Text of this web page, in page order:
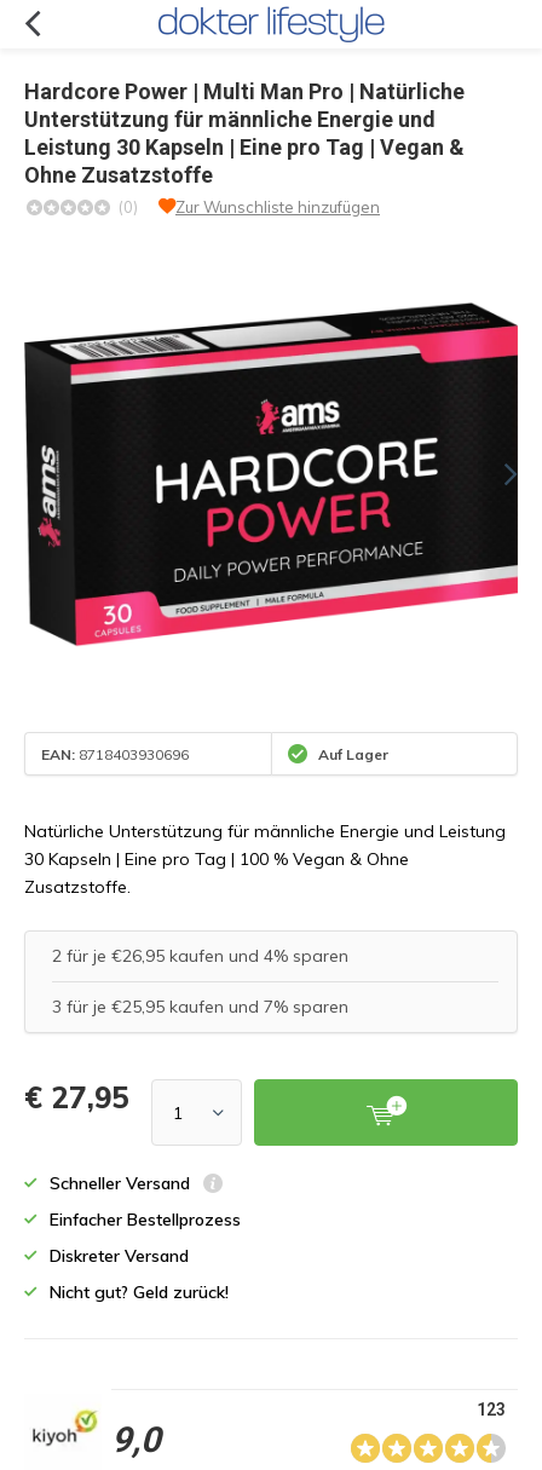
Hardcore Power | Multi Man Pro | Natürliche
Unterstützung für männliche Energie und
Leistung 30 Kapseln | Eine pro Tag | Vegan &
Ohne Zusatzstoffe
(0) Zur Wunschliste hinzufügen
EAN: 8718403930696 Auf Lager
Natürliche Unterstützung für männliche Energie und Leistung
30 Kapseln | Eine pro Tag | 100 % Vegan & Ohne
Zusatzstoffe.
2 für je €26,95 kaufen und 4% sparen
3 für je €25,95 kaufen und 7% sparen
€ 27,95
Schneller Versand
Einfacher Bestellprozess
Diskreter Versand
Nicht gut? Geld zurück!
9,0
123